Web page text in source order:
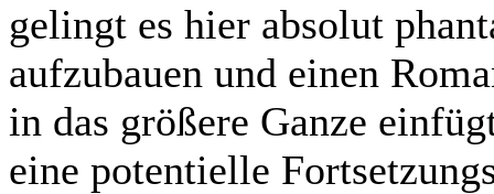
gelingt es hier absolut
aufzubauen und einen
in das größere Ganze
eine potentielle